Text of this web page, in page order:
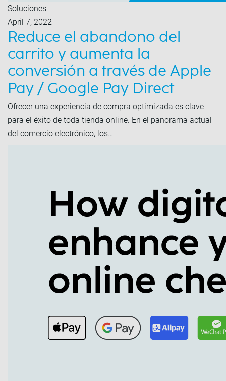
Soluciones
April 7, 2022
Reduce el abandono del
carrito y aumenta la
conversión a través de Apple
Pay / Google Pay Direct
Ofrecer una experiencia de compra optimizada es clave
para el éxito de toda tienda online. En el panorama actual
del comercio electrónico, los…